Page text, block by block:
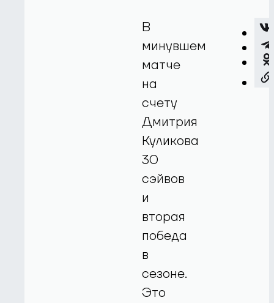
В
минувшем
матче
на
счету
Дмитрия
Куликова
30
сэйвов
и
вторая
победа
в
сезоне.
Это